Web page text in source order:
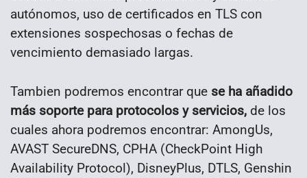
autónomos, uso de certificados en TLS con
extensiones sospechosas o fechas de
vencimiento demasiado largas.
Tambien podremos encontrar que se ha añadido
más soporte para protocolos y servicios, de los
cuales ahora podremos encontrar: AmongUs,
AVAST SecureDNS, CPHA (CheckPoint High
Availability Protocol), DisneyPlus, DTLS, Genshin